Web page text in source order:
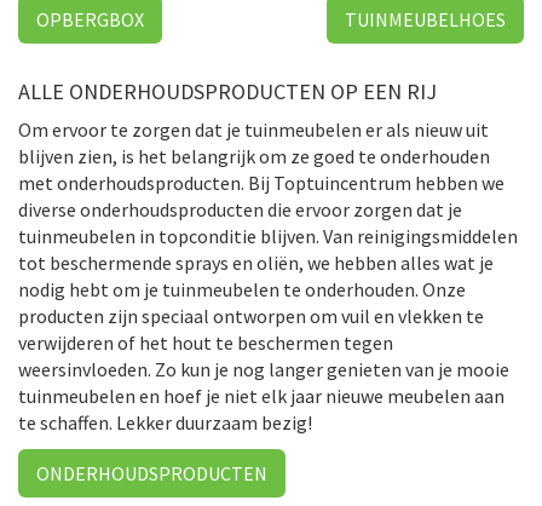
OPBERGBOX TUINMEUBELHOES
ALLE ONDERHOUDSPRODUCTEN OP EEN RIJ
Om ervoor te zorgen dat je tuinmeubelen er als nieuw uit
blijven zien, is het belangrijk om ze goed te onderhouden
met onderhoudsproducten. Bij Toptuincentrum hebben we
diverse onderhoudsproducten die ervoor zorgen dat je
tuinmeubelen in topconditie blijven. Van reinigingsmiddelen
tot beschermende sprays en oliën, we hebben alles wat je
nodig hebt om je tuinmeubelen te onderhouden. Onze
producten zijn speciaal ontworpen om vuil en vlekken te
verwijderen of het hout te beschermen tegen
weersinvloeden. Zo kun je nog langer genieten van je mooie
tuinmeubelen en hoef je niet elk jaar nieuwe meubelen aan
te schaffen. Lekker duurzaam bezig!
ONDERHOUDSPRODUCTEN